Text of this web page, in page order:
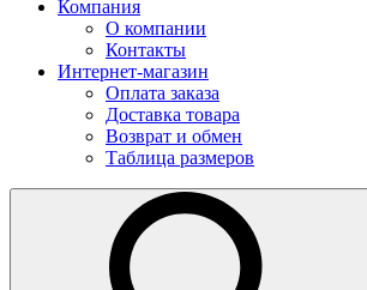
Компания
О компании
Контакты
Интернет-магазин
Оплата заказа
Доставка товара
Возврат и обмен
Таблица размеров